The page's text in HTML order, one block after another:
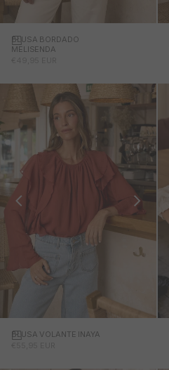
BLUSA BORDADO
MELISENDA
BLUSA VOLANTE INAYA